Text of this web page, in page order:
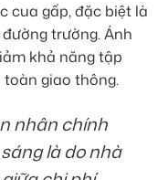
cua gấp, đặc biệt là
trường. Ánh
khả năng tập
giao thông.
nhân chính
là do nhà